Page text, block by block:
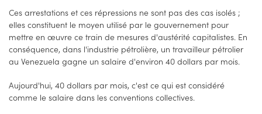
Ces arrestations et ces répressions ne sont pas des cas isolés ;
elles constituent le moyen utilisé par le gouvernement pour
mettre en œuvre ce train de mesures d'austérité capitalistes. En
conséquence, dans l'industrie pétrolière, un travailleur pétrolier
au Venezuela gagne un salaire d'environ 40 dollars par mois.
Aujourd'hui, 40 dollars par mois, c'est ce qui est considéré
comme le salaire dans les conventions collectives.